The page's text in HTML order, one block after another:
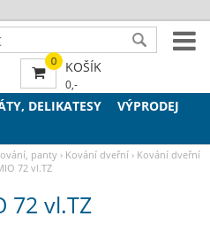
DELIKATESY
VÝPRODEJ
panty › Kování dveřní › Kování dveřní
72 vl.TZ
72 vl.TZ
0 KOŠÍK
0,-